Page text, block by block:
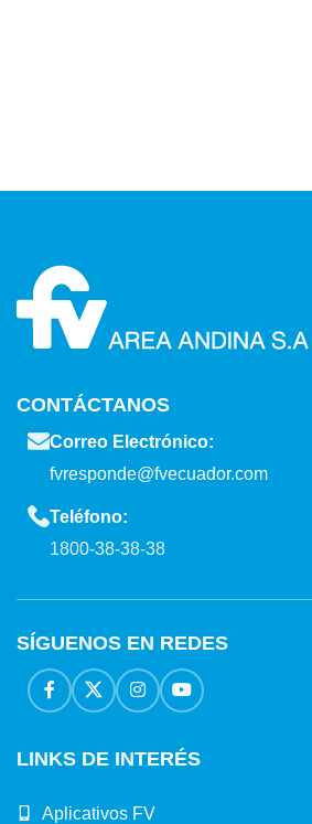
CONTÁCTANOS
Correo Electrónico:
fvresponde@fvecuador.com
Teléfono:
1800-38-38-38
SÍGUENOS EN REDES
LINKS DE INTERÉS
Aplicativos FV